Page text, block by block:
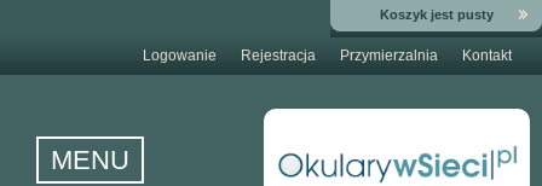
Koszyk jest pusty
Logowanie Rejestracja Przymierzalnia Kontakt
MENU